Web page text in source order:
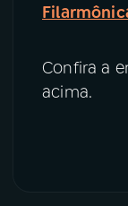
Confira a
acima.